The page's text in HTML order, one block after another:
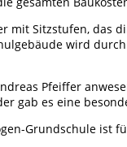
Sitzstufen, das
wird
Pfeiffer
gab es eine
Grundschule ist